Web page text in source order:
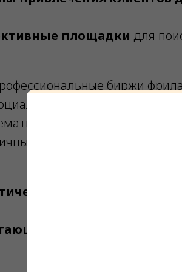
площадки для
биржи
сети и портфолио-
сообщества
сайты и блоги
инструменты
методы